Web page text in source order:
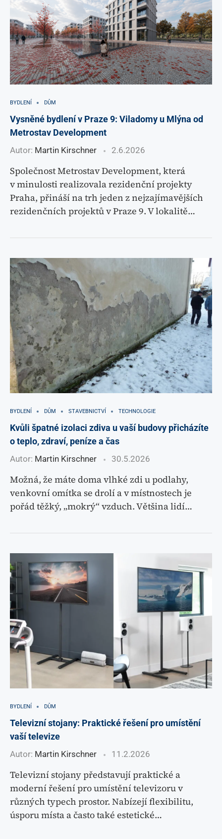
BYDLENÍ DŮM
Vysněné bydlení v Praze 9: Viladomy u Mlýna od
Metrostav Development
Autor: Martin Kirschner 2.6.2026
Společnost Metrostav Development, která
v minulosti realizovala rezidenční projekty
Praha, přináší na trh jeden z nejzajímavějších
rezidenčních projektů v Praze 9. V lokalitě…
BYDLENÍ DŮM STAVEBNICTVÍ TECHNOLOGIE
Kvůli špatné izolaci zdiva u vaší budovy přicházíte
o teplo, zdraví, peníze a čas
Autor: Martin Kirschner 30.5.2026
Možná, že máte doma vlhké zdi u podlahy,
venkovní omítka se drolí a v místnostech je
pořád těžký, „mokrý“ vzduch. Většina lidí…
BYDLENÍ DŮM
Televizní stojany: Praktické řešení pro umístění
vaší televize
Autor: Martin Kirschner 11.2.2026
Televizní stojany představují praktické a
moderní řešení pro umístění televizoru v
různých typech prostor. Nabízejí flexibilitu,
úsporu místa a často také estetické…